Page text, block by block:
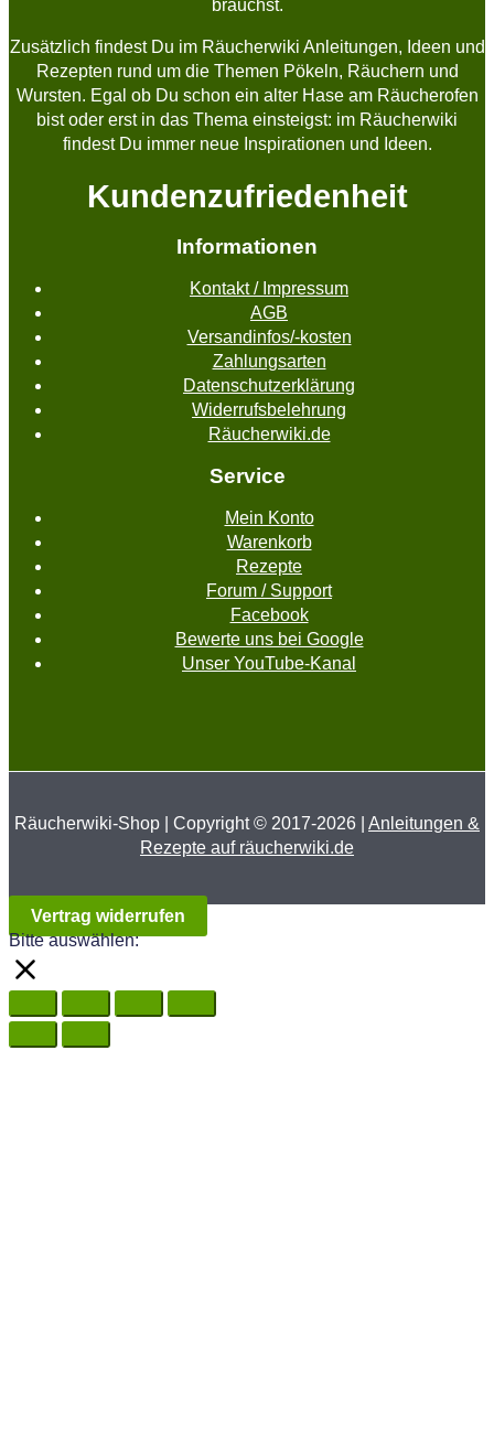
brauchst.
Zusätzlich findest Du im Räucherwiki Anleitungen, Ideen und
Rezepten rund um die Themen Pökeln, Räuchern und
Wursten. Egal ob Du schon ein alter Hase am Räucherofen
bist oder erst in das Thema einsteigst: im Räucherwiki
findest Du immer neue Inspirationen und Ideen.
Kundenzufriedenheit
Informationen
Kontakt / Impressum
AGB
Versandinfos/-kosten
Zahlungsarten
Datenschutzerklärung
Widerrufsbelehrung
Räucherwiki.de
Service
Mein Konto
Warenkorb
Rezepte
Forum / Support
Facebook
Bewerte uns bei Google
Unser YouTube-Kanal
Räucherwiki-Shop | Copyright © 2017-2026 | Anleitungen &
Rezepte auf räucherwiki.de
Vertrag widerrufen
Bitte auswählen: